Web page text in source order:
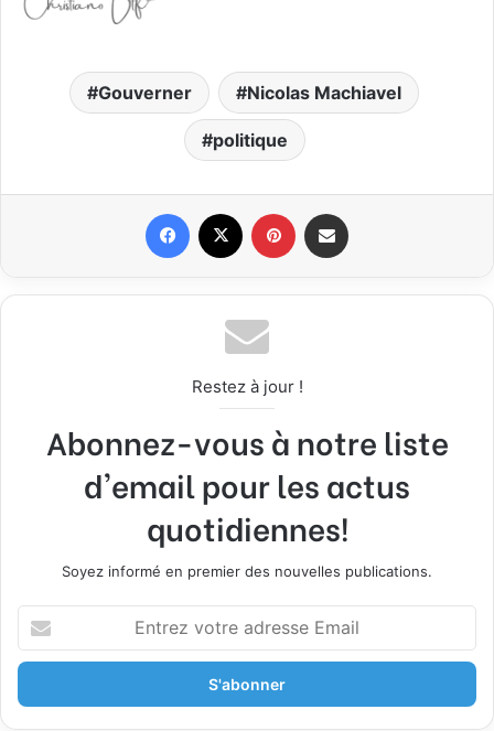
Gouverner Nicolas Machiavel
politique
Facebook Pinterest
Restez à jour !
Abonnez-vous à notre liste
d'email pour les actus
quotidiennes!
Soyez informé en premier des nouvelles publications.
votre
adresse